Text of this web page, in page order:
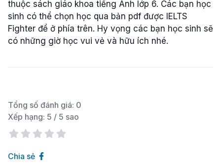
thuộc sách giáo khoa tiếng Anh lớp 6. Các bạn học
sinh có thể chọn học qua bản pdf được IELTS
Fighter để ở phía trên. Hy vọng các bạn học sinh sẽ
có những giờ học vui vẻ và hữu ích nhé.
Tổng số đánh giá: 0
Xếp hạng: 5 / 5 sao
Chia sẻ